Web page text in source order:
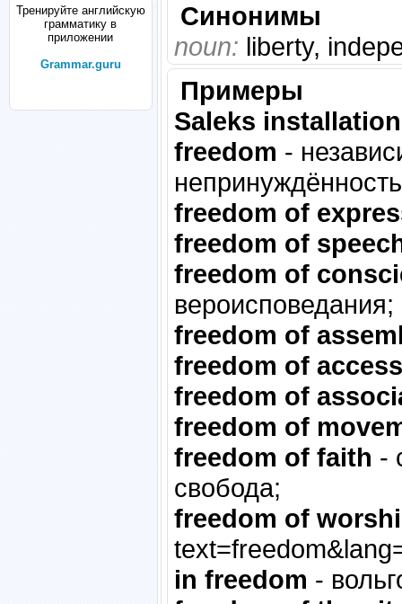
Тренируйте английскую
грамматику в
приложении
Grammar.guru
Синонимы
noun: liberty,
Примеры
Saleks
freedom -
freedom of
freedom of
freedom of
вероисповедания;
freedom of
freedom of access
freedom of
freedom of
freedom of faith -
свобода;
freedom of
in freedom -